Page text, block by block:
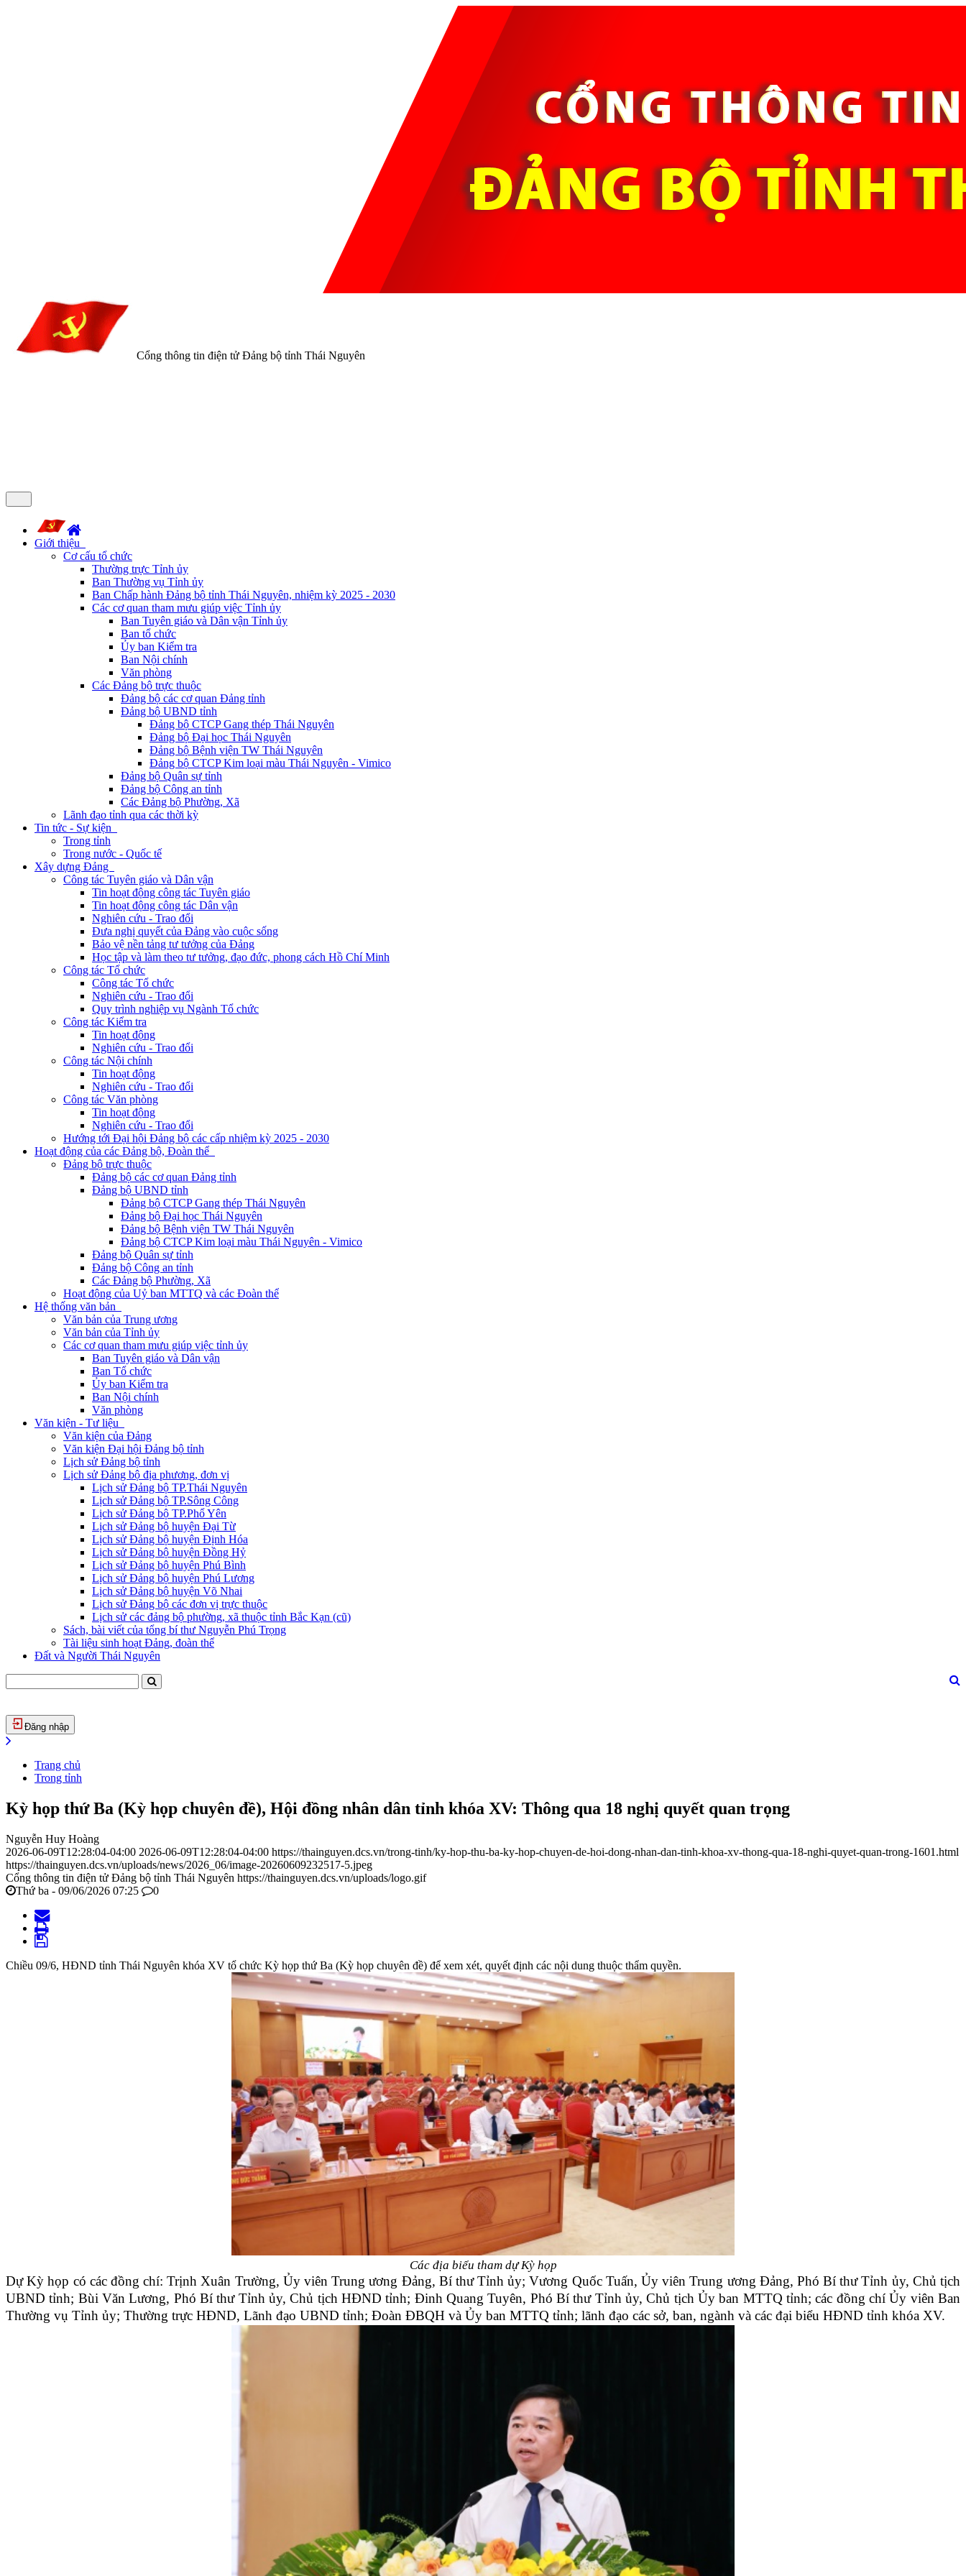
Cổng thông tin điện tử Đảng bộ tỉnh Thái Nguyên
Giới thiệu
Cơ cấu tổ chức
Thường trực Tỉnh ủy
Ban Thường vụ Tỉnh ủy
Ban Chấp hành Đảng bộ tỉnh Thái Nguyên, nhiệm kỳ 2025 - 2030
Các cơ quan tham mưu giúp việc Tỉnh ủy
Ban Tuyên giáo và Dân vận Tỉnh ủy
Ban tổ chức
Ủy ban Kiểm tra
Ban Nội chính
Văn phòng
Các Đảng bộ trực thuộc
Đảng bộ các cơ quan Đảng tỉnh
Đảng bộ UBND tỉnh
Đảng bộ CTCP Gang thép Thái Nguyên
Đảng bộ Đại học Thái Nguyên
Đảng bộ Bệnh viện TW Thái Nguyên
Đảng bộ CTCP Kim loại màu Thái Nguyên - Vimico
Đảng bộ Quân sự tỉnh
Đảng bộ Công an tỉnh
Các Đảng bộ Phường, Xã
Lãnh đạo tỉnh qua các thời kỳ
Tin tức - Sự kiện
Trong tỉnh
Trong nước - Quốc tế
Xây dựng Đảng
Công tác Tuyên giáo và Dân vận
Tin hoạt động công tác Tuyên giáo
Tin hoạt động công tác Dân vận
Nghiên cứu - Trao đổi
Đưa nghị quyết của Đảng vào cuộc sống
Bảo vệ nền tảng tư tưởng của Đảng
Học tập và làm theo tư tưởng, đạo đức, phong cách Hồ Chí Minh
Công tác Tổ chức
Công tác Tổ chức
Nghiên cứu - Trao đổi
Quy trình nghiệp vụ Ngành Tổ chức
Công tác Kiểm tra
Tin hoạt động
Nghiên cứu - Trao đổi
Công tác Nội chính
Tin hoạt động
Nghiên cứu - Trao đổi
Công tác Văn phòng
Tin hoạt động
Nghiên cứu - Trao đổi
Hướng tới Đại hội Đảng bộ các cấp nhiệm kỳ 2025 - 2030
Hoạt động của các Đảng bộ, Đoàn thể
Đảng bộ trực thuộc
Đảng bộ các cơ quan Đảng tỉnh
Đảng bộ UBND tỉnh
Đảng bộ CTCP Gang thép Thái Nguyên
Đảng bộ Đại học Thái Nguyên
Đảng bộ Bệnh viện TW Thái Nguyên
Đảng bộ CTCP Kim loại màu Thái Nguyên - Vimico
Đảng bộ Quân sự tỉnh
Đảng bộ Công an tỉnh
Các Đảng bộ Phường, Xã
Hoạt động của Uỷ ban MTTQ và các Đoàn thể
Hệ thống văn bản
Văn bản của Trung ương
Văn bản của Tỉnh ủy
Các cơ quan tham mưu giúp việc tỉnh ủy
Ban Tuyên giáo và Dân vận
Ban Tổ chức
Ủy ban Kiểm tra
Ban Nội chính
Văn phòng
Văn kiện - Tư liệu
Văn kiện của Đảng
Văn kiện Đại hội Đảng bộ tỉnh
Lịch sử Đảng bộ tỉnh
Lịch sử Đảng bộ địa phương, đơn vị
Lịch sử Đảng bộ TP.Thái Nguyên
Lịch sử Đảng bộ TP.Sông Công
Lịch sử Đảng bộ TP.Phổ Yên
Lịch sử Đảng bộ huyện Đại Từ
Lịch sử Đảng bộ huyện Định Hóa
Lịch sử Đảng bộ huyện Đồng Hỷ
Lịch sử Đảng bộ huyện Phú Bình
Lịch sử Đảng bộ huyện Phú Lương
Lịch sử Đảng bộ huyện Võ Nhai
Lịch sử Đảng bộ các đơn vị trực thuộc
Lịch sử các đảng bộ phường, xã thuộc tỉnh Bắc Kạn (cũ)
Sách, bài viết của tổng bí thư Nguyễn Phú Trọng
Tài liệu sinh hoạt Đảng, đoàn thể
Đất và Người Thái Nguyên
Đăng nhập
Trang chủ
Trong tỉnh
Kỳ họp thứ Ba (Kỳ họp chuyên đề), Hội đồng nhân dân tỉnh khóa XV: Thông qua 18 nghị quyết quan trọng
Nguyễn Huy Hoàng
2026-06-09T12:28:04-04:00 2026-06-09T12:28:04-04:00 https://thainguyen.dcs.vn/trong-tinh/ky-hop-thu-ba-ky-hop-chuyen-de-hoi-dong-nhan-dan-tinh-khoa-xv-thong-qua-18-nghi-quyet-quan-trong-1601.html
https://thainguyen.dcs.vn/uploads/news/2026_06/image-20260609232517-5.jpeg
Cổng thông tin điện tử Đảng bộ tỉnh Thái Nguyên https://thainguyen.dcs.vn/uploads/logo.gif
Thứ ba - 09/06/2026 07:25
0
Chiều 09/6, HĐND tỉnh Thái Nguyên khóa XV tổ chức Kỳ họp thứ Ba (Kỳ họp chuyên đề) để xem xét, quyết định các nội dung thuộc thẩm quyền.
Các địa biểu tham dự Kỳ họp
Dự Kỳ họp có các đồng chí: Trịnh Xuân Trường, Ủy viên Trung ương Đảng, Bí thư Tỉnh ủy; Vương Quốc Tuấn, Ủy viên Trung ương Đảng, Phó Bí thư Tỉnh ủy, Chủ tịch
UBND tỉnh; Bùi Văn Lương, Phó Bí thư Tỉnh ủy, Chủ tịch HĐND tỉnh; Đinh Quang Tuyên, Phó Bí thư Tỉnh ủy, Chủ tịch Ủy ban MTTQ tỉnh; các đồng chí Ủy viên Ban
Thường vụ Tỉnh ủy; Thường trực HĐND, Lãnh đạo UBND tỉnh; Đoàn ĐBQH và Ủy ban MTTQ tỉnh; lãnh đạo các sở, ban, ngành và các đại biểu HĐND tỉnh khóa XV.